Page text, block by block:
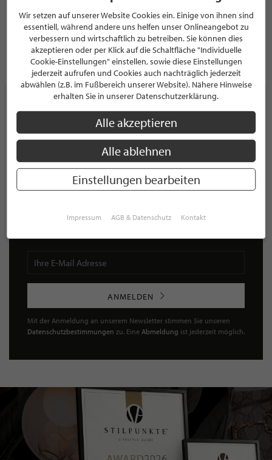
Dieselstrasse 1
24223 Schwentinental
Deutschland
PROFIL
NEWSLETTER
Bleiben Sie immer UP TO DATE! Melden Sie sich jetzt für
unseren STILPUNKTE®-Newsletter an und profitieren Sie
von exklusiven Neuigkeiten, Trends undAngeboten
Datenschutzbestimmungen zu. Eine Abmeldung
ANMELDEN
Mit der Anmeldung an unserem Newsletter stimmen Sie unseren
Datenschutzbestimmungen zu. Eine Abmeldung ist jederzeit möglich.
Wir setzen auf unserer Website Cookies ein. Einige von ihnen sind
essentiell, während andere uns helfen unser Onlineangebot zu
verbessern und wirtschaftlich zu betreiben. Sie können dies
akzeptieren oder per Klick auf die Schaltfläche "Individuelle
Cookie-Einstellungen" einstellen, sowie diese Einstellungen
jederzeit aufrufen und Cookies auch nachträglich jederzeit
abwählen (z.B. im Fußbereich unserer Website). Nähere Hinweise
erhalten Sie in unserer Datenschutzerklärung.
Alle akzeptieren
Alle ablehnen
Einstellungen bearbeiten
Impressum AGB & Datenschutz Kontakt